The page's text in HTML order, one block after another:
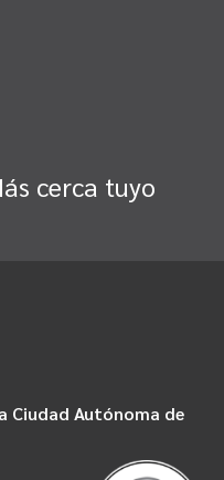
cerca tuyo
Ciudad Autónoma de